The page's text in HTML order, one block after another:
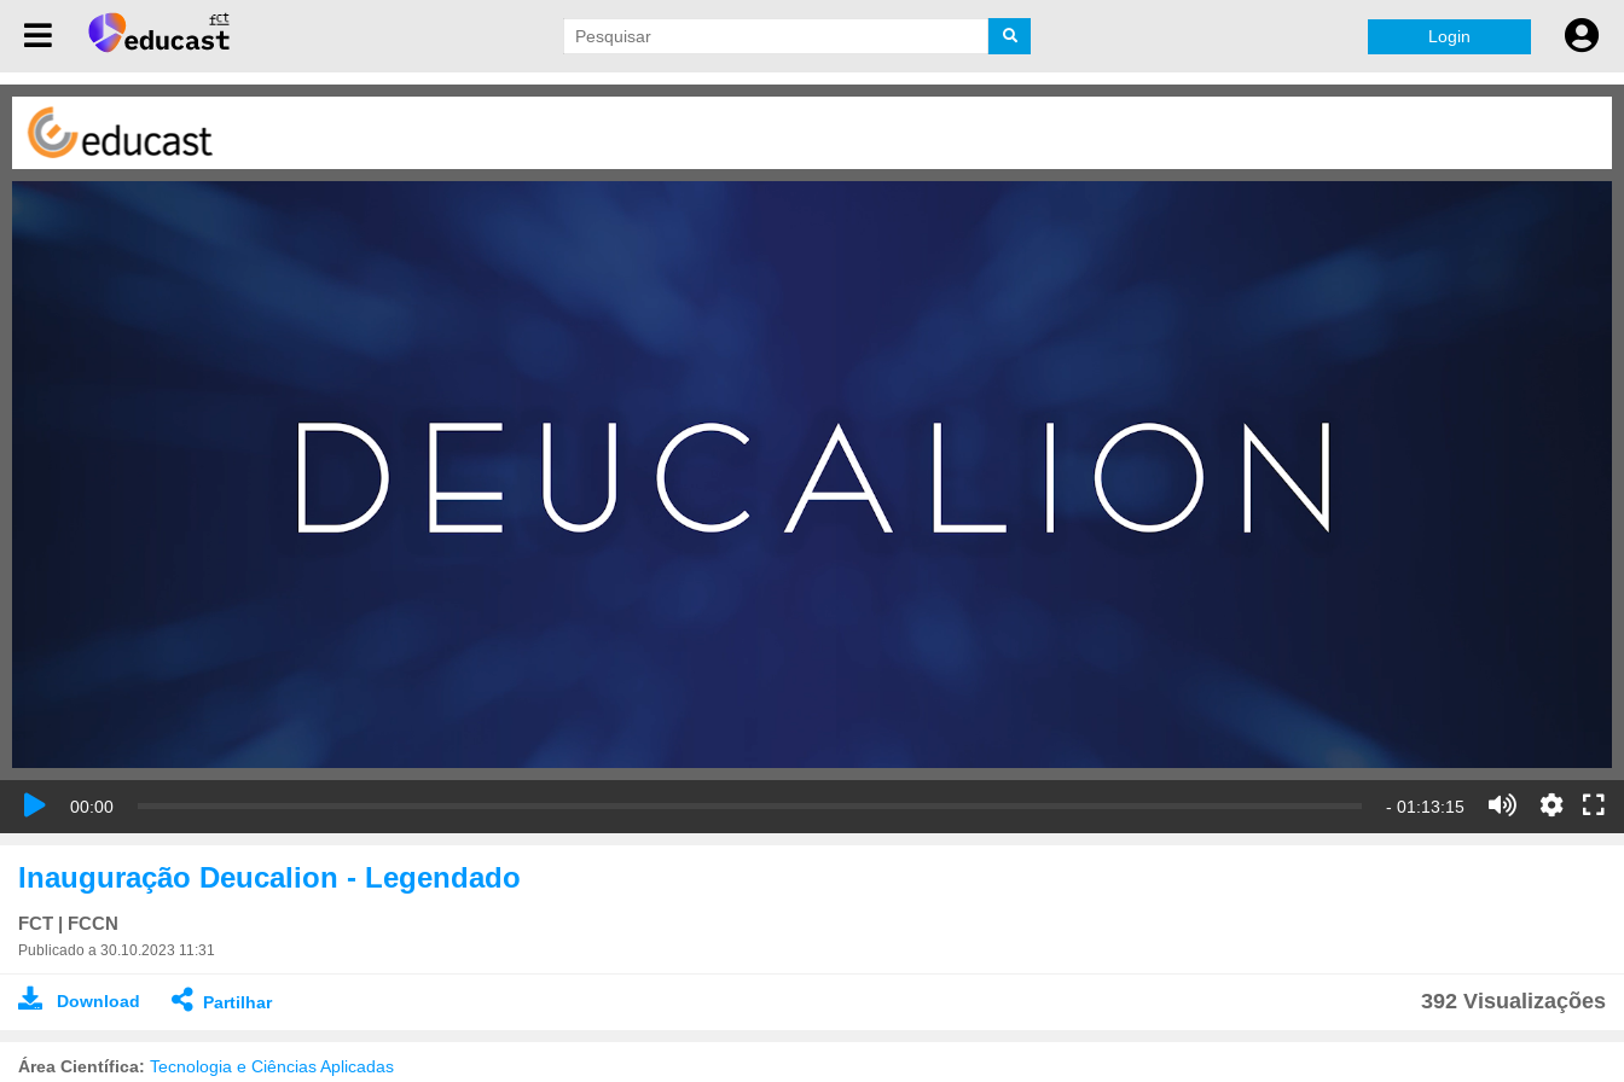
Login
00:00 - 01:13:15
Inauguração Deucalion - Legendado
FCT | FCCN
Publicado a 30.10.2023 11:31
Download Partilhar 392 Visualizações
Área Científica: Tecnologia e Ciências Aplicadas